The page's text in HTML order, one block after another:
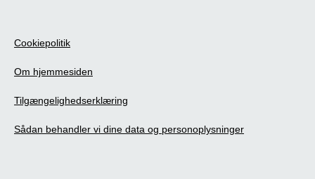
Cookiepolitik
Om hjemmesiden
Tilgængelighedserklæring
Sådan behandler vi dine data og personoplysninger